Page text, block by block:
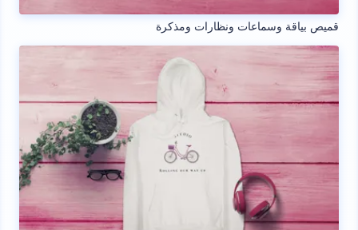
قميص بياقة وسماعات ونظارات ومذكرة